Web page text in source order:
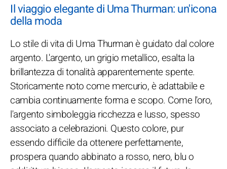
Il viaggio elegante di Uma Thurman: un'icona
della moda
Lo stile di vita di Uma Thurman è guidato dal colore
argento. L'argento, un grigio metallico, esalta la
brillantezza di tonalità apparentemente spente.
Storicamente noto come mercurio, è adattabile e
cambia continuamente forma e scopo. Come l'oro,
l'argento simboleggia ricchezza e lusso, spesso
associato a celebrazioni. Questo colore, pur
essendo difficile da ottenere perfettamente,
prospera quando abbinato a rosso, nero, blu o